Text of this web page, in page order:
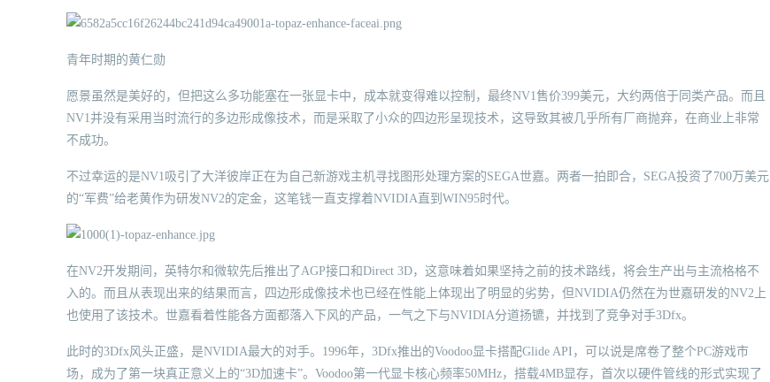
青年时期的黄仁勋
愿景虽然是美好的，但把这么多功能塞在一张显卡中，成本就变得难以控制，最终NV1售价399美元，大约两倍于同类产品。而且
NV1并没有采用当时流行的多边形成像技术，而是采取了小众的四边形呈现技术，这导致其被几乎所有厂商抛弃，在商业上非常
不成功。
不过幸运的是NV1吸引了大洋彼岸正在为自己新游戏主机寻找图形处理方案的SEGA世嘉。两者一拍即合，SEGA投资了700万美元
的“军费”给老黄作为研发NV2的定金，这笔钱一直支撑着NVIDIA直到WIN95时代。
在NV2开发期间，英特尔和微软先后推出了AGP接口和Direct 3D，这意味着如果坚持之前的技术路线，将会生产出与主流格格不
入的。而且从表现出来的结果而言，四边形成像技术也已经在性能上体现出了明显的劣势，但NVIDIA仍然在为世嘉研发的NV2上
也使用了该技术。世嘉看着性能各方面都落入下风的产品，一气之下与NVIDIA分道扬镳，并找到了竞争对手3Dfx。
此时的3Dfx风头正盛，是NVIDIA最大的对手。1996年，3Dfx推出的Voodoo显卡搭配Glide API，可以说是席卷了整个PC游戏市
场，成为了第一块真正意义上的“3D加速卡”。Voodoo第一代显卡核心频率50MHz，搭载4MB显存，首次以硬件管线的形式实现了